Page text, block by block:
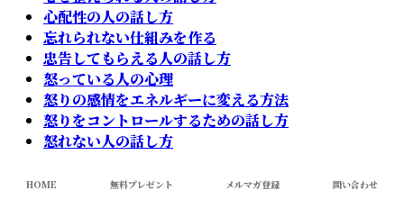
心配性の人の話し方
忘れられない仕組みを作る
忠告してもらえる人の話し方
怒っている人の心理
怒りの感情をエネルギーに変える方法
怒りをコントロールするための話し方
怒れない人の話し方
思いを実現したい人の話し方
HOME 無料プレゼント メルマガ登録 問い合わせ